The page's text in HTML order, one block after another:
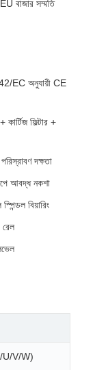
বাজার সম্মতি
42/EC অনুযায়ী CE
ফিল্টার +
দক্ষতা
আবদ্ধ নকশা
বিয়ারিং
U/V/W)